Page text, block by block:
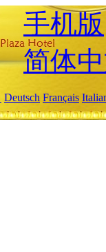
手机版
简体
Deutsch Français